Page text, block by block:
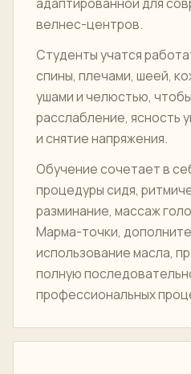
велнес-центров.
Студенты учатся
спины, плечами, шеей,
ушами и челюстью,
расслабление, ясность
и снятие напряжения.
Обучение сочетает в
процедуры сидя,
разминание, массаж
Марма-точки,
использование масла,
полную
профессиональных